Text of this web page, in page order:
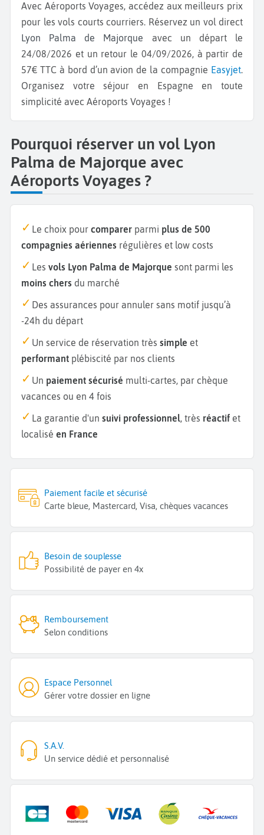
Avec Aéroports Voyages, accédez aux meilleurs prix
pour les vols courts courriers. Réservez un vol direct
Lyon Palma de Majorque avec un départ le
24/08/2026 et un retour le 04/09/2026, à partir de
57€ TTC à bord d’un avion de la compagnie Easyjet.
Organisez votre séjour en Espagne en toute
simplicité avec Aéroports Voyages !
Pourquoi réserver un vol Lyon
Palma de Majorque avec
Aéroports Voyages ?
Le choix pour comparer parmi plus de 500
compagnies aériennes régulières et low costs
Les vols Lyon Palma de Majorque sont parmi les
moins chers du marché
Des assurances pour annuler sans motif jusqu’à
-24h du départ
Un service de réservation très simple et
performant plébiscité par nos clients
Un paiement sécurisé multi-cartes, par chèque
vacances ou en 4 fois
La garantie d'un suivi professionnel, très réactif et
localisé en France
Paiement facile et sécurisé
Carte bleue, Mastercard, Visa, chèques vacances
Besoin de souplesse
Possibilité de payer en 4x
Remboursement
Selon conditions
Espace Personnel
Gérer votre dossier en ligne
S.A.V.
Un service dédié et personnalisé